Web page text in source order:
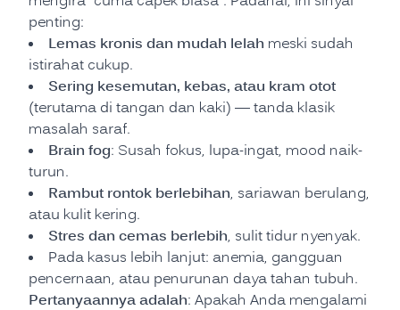
penting:
Lemas kronis dan mudah lelah meski sudah
istirahat cukup.
Sering kesemutan, kebas, atau kram otot
(terutama di tangan dan kaki) — tanda klasik
masalah saraf.
Brain fog: Susah fokus, lupa-ingat, mood naik-
turun.
Rambut rontok berlebihan, sariawan berulang,
atau kulit kering.
Stres dan cemas berlebih, sulit tidur nyenyak.
Pada kasus lebih lanjut: anemia, gangguan
pencernaan, atau penurunan daya tahan tubuh.
Pertanyaannya adalah: Apakah Anda mengalami